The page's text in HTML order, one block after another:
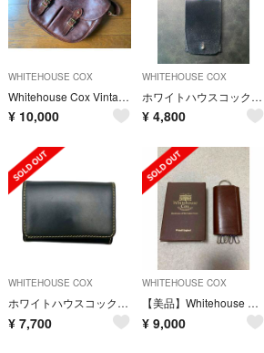
WHITEHOUSE COX
Whitehouse Cox Vintage BAG
¥ 10,000
WHITEHOUSE COX
ホワイトハウスコックス ラゲッジタグ Whitehouse Cox
¥ 4,800
WHITEHOUSE COX
ホワイトハウスコックス 財布 コインケース 小銭入れ 04-22103005
¥ 7,700
WHITEHOUSE COX
【美品】Whitehouse Cox
¥ 9,000